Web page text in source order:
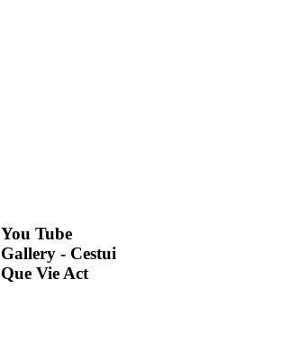
You Tube
Gallery - Cestui
Que Vie Act